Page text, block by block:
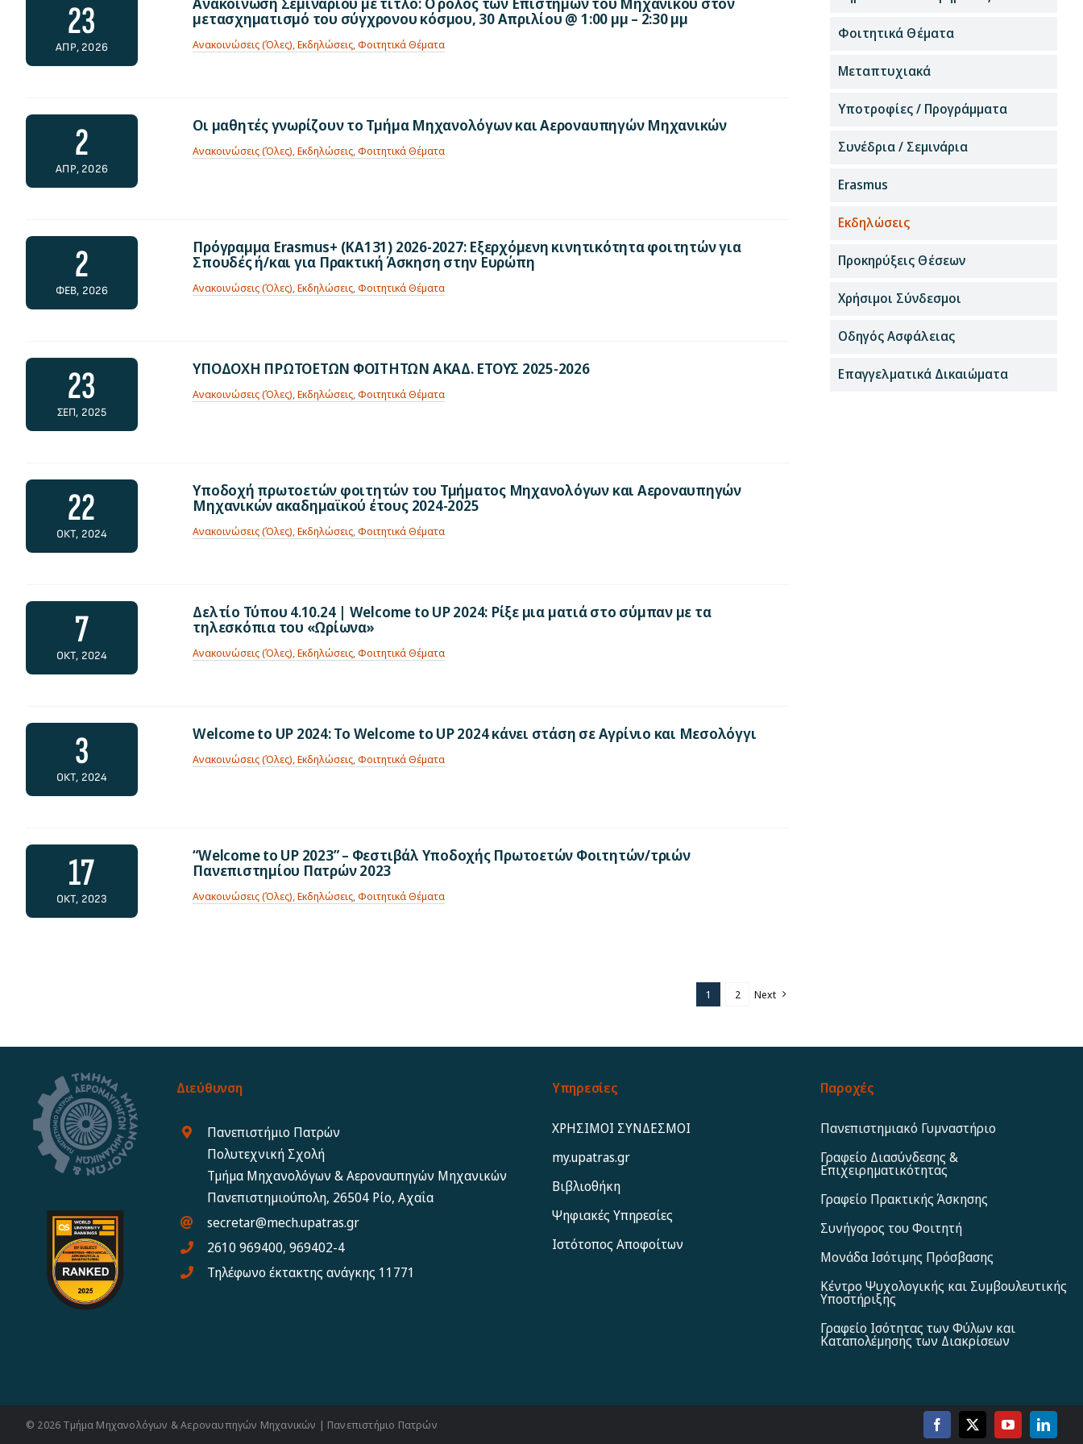
23
ΑΠΡ, 2026
μετασχηματισμό του σύγχρονου κόσμου, 30 Απριλίου @ 1:00 μμ – 2:30 μμ
Ανακοινώσεις (Όλες),Εκδηλώσεις,Φοιτητικά Θέματα
2
ΑΠΡ, 2026
Οι μαθητές γνωρίζουν το Τμήμα Μηχανολόγων και Αεροναυπηγών Μηχανικών
Ανακοινώσεις (Όλες),Εκδηλώσεις,Φοιτητικά Θέματα
2
ΦΕΒ, 2026
Πρόγραμμα Erasmus+ (ΚΑ131) 2026-2027: Εξερχόμενη κινητικότητα φοιτητών για
Σπουδές ή/και για Πρακτική Άσκηση στην Ευρώπη
Ανακοινώσεις (Όλες),Εκδηλώσεις,Φοιτητικά Θέματα
23
ΣΕΠ, 2025
ΥΠΟΔΟΧΗ ΠΡΩΤΟΕΤΩΝ ΦΟΙΤΗΤΩΝ ΑΚΑΔ. ΕΤΟΥΣ 2025-2026
Ανακοινώσεις (Όλες),Εκδηλώσεις,Φοιτητικά Θέματα
22
ΟΚΤ, 2024
Υποδοχή πρωτοετών φοιτητών του Τμήματος Μηχανολόγων και Αεροναυπηγών
Μηχανικών ακαδημαϊκού έτους 2024-2025
Ανακοινώσεις (Όλες),Εκδηλώσεις,Φοιτητικά Θέματα
7
ΟΚΤ, 2024
Δελτίο Τύπου 4.10.24 | Welcome to UP 2024: Ρίξε μια ματιά στο σύμπαν με τα
τηλεσκόπια του «Ωρίωνα»
Ανακοινώσεις (Όλες),Εκδηλώσεις,Φοιτητικά Θέματα
3
ΟΚΤ, 2024
Welcome to UP 2024: To Welcome to UP 2024 κάνει στάση σε Αγρίνιο και Μεσολόγγι
Ανακοινώσεις (Όλες),Εκδηλώσεις,Φοιτητικά Θέματα
17
ΟΚΤ, 2023
“Welcome to UP 2023” – Φεστιβάλ Υποδοχής Πρωτοετών Φοιτητών/τριών
Πανεπιστημίου Πατρών 2023
Ανακοινώσεις (Όλες),Εκδηλώσεις,Φοιτητικά Θέματα
1 2 Next
Φοιτητικά Θέματα
Μεταπτυχιακά
Υποτροφίες / Προγράμματα
Συνέδρια / Σεμινάρια
Erasmus
Εκδηλώσεις
Προκηρύξεις Θέσεων
Χρήσιμοι Σύνδεσμοι
Οδηγός Ασφάλειας
Επαγγελματικά Δικαιώματα
Διεύθυνση
Πανεπιστήμιο Πατρών
Πολυτεχνική Σχολή
Τμήμα Μηχανολόγων & Αεροναυπηγών Μηχανικών
Πανεπιστημιούπολη, 26504 Ρίο, Αχαΐα
secretar@mech.upatras.gr
2610 969400, 969402-4
Τηλέφωνο έκτακτης ανάγκης 11771
Υπηρεσίες
ΧΡΗΣΙΜΟΙ ΣΥΝΔΕΣΜΟΙ
my.upatras.gr
Βιβλιοθήκη
Ψηφιακές Υπηρεσίες
Ιστότοπος Αποφoίτων
Παροχές
Πανεπιστημιακό Γυμναστήριο
Γραφείο Διασύνδεσης &
Επιχειρηματικότητας
Γραφείο Πρακτικής Άσκησης
Συνήγορος του Φοιτητή
Μονάδα Ισότιμης Πρόσβασης
Κέντρο Ψυχολογικής και Συμβουλευτικής
Υποστήριξης
Γραφείο Ισότητας των Φύλων και
Καταπολέμησης των Διακρίσεων
© 2026 Τμήμα Μηχανολόγων & Αεροναυπηγών Μηχανικών | Πανεπιστήμιο Πατρών